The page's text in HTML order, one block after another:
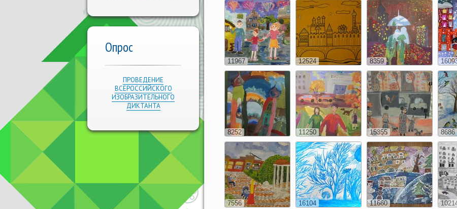
Опрос
ПРОВЕДЕНИЕ
ВСЕРОССИЙСКОГО
ИЗОБРАЗИТЕЛЬНОГО
ДИКТАНТА
11967 12524 8359
8252 11250 15355 8686
7556 16104 11660